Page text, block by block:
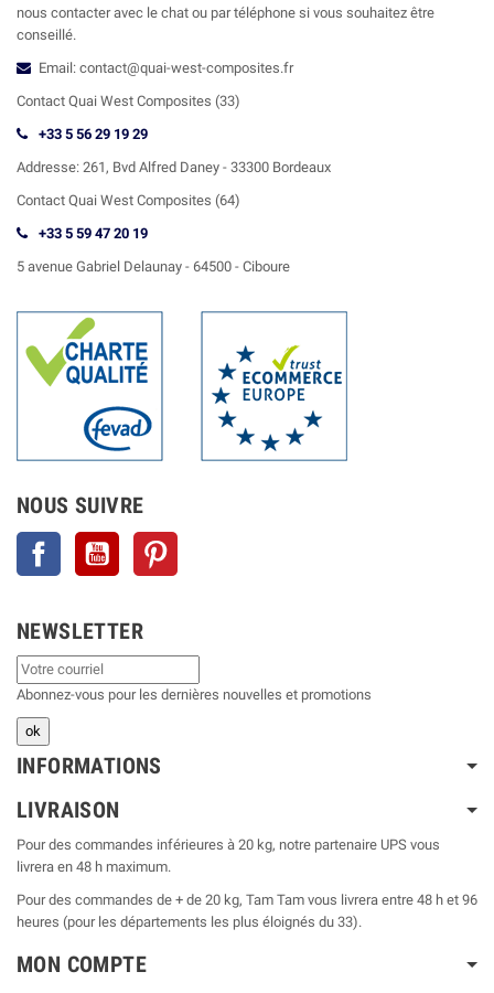
nous contacter avec le chat ou par téléphone si vous souhaitez être
conseillé.
Email: contact@quai-west-composites.fr
Contact Quai West Composites (33)
+33 5 56 29 19 29
Addresse: 261, Bvd Alfred Daney - 33300 Bordeaux
Contact Quai West Composites (64)
+33 5 59 47 20 19
5 avenue Gabriel Delaunay - 64500 - Ciboure
NOUS SUIVRE
Facebook YouTube
NEWSLETTER
Abonnez-vous pour les dernières nouvelles et promotions
INFORMATIONS
LIVRAISON
Pour des commandes inférieures à 20 kg, notre partenaire UPS vous
livrera en 48 h maximum.
Pour des commandes de + de 20 kg, Tam Tam vous livrera entre 48 h et 96
heures (pour les départements les plus éloignés du 33).
MON COMPTE